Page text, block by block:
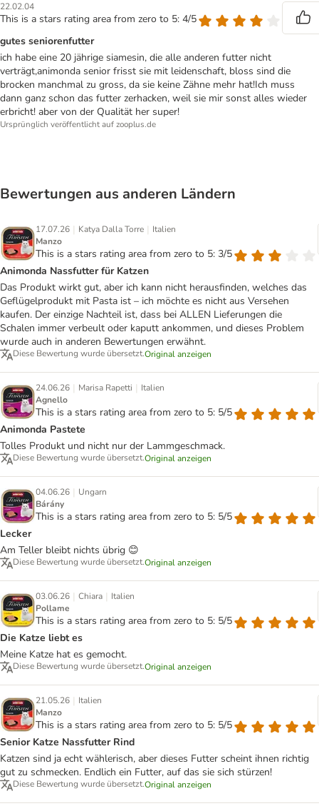
22.02.04
This is a stars rating area from zero to 5: 4/5
gutes seniorenfutter
ich habe eine 20 jährige siamesin, die alle anderen futter nicht
verträgt,animonda senior frisst sie mit leidenschaft, bloss sind die
brocken manchmal zu gross, da sie keine Zähne mehr hat!Ich muss
dann ganz schon das futter zerhacken, weil sie mir sonst alles wieder
erbricht! aber von der Qualität her super!
Ursprünglich veröffentlicht auf zooplus.de
Bewertungen aus anderen Ländern
17.07.26 | Katya Dalla Torre | Italien
Manzo
This is a stars rating area from zero to 5: 3/5
Animonda Nassfutter für Katzen
Das Produkt wirkt gut, aber ich kann nicht herausfinden, welches das
Geflügelprodukt mit Pasta ist – ich möchte es nicht aus Versehen
kaufen. Der einzige Nachteil ist, dass bei ALLEN Lieferungen die
Schalen immer verbeult oder kaputt ankommen, und dieses Problem
wurde auch in anderen Bewertungen erwähnt.
Diese Bewertung wurde übersetzt.Original anzeigen
24.06.26 | Marisa Rapetti | Italien
Agnello
This is a stars rating area from zero to 5: 5/5
Animonda Pastete
Tolles Produkt und nicht nur der Lammgeschmack.
Diese Bewertung wurde übersetzt.Original anzeigen
04.06.26 | Ungarn
Bárány
This is a stars rating area from zero to 5: 5/5
Lecker
Am Teller bleibt nichts übrig 😊
Diese Bewertung wurde übersetzt.Original anzeigen
03.06.26 | Chiara | Italien
Pollame
This is a stars rating area from zero to 5: 5/5
Die Katze liebt es
Meine Katze hat es gemocht.
Diese Bewertung wurde übersetzt.Original anzeigen
21.05.26 | Italien
Manzo
This is a stars rating area from zero to 5: 5/5
Senior Katze Nassfutter Rind
Katzen sind ja echt wählerisch, aber dieses Futter scheint ihnen richtig
gut zu schmecken. Endlich ein Futter, auf das sie sich stürzen!
Diese Bewertung wurde übersetzt.Original anzeigen